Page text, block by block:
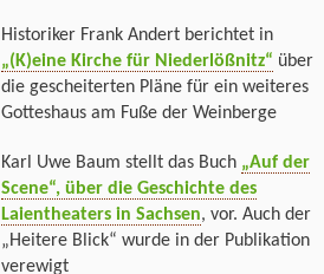
Historiker Frank Andert berichtet in
„(K)eine Kirche für Niederlößnitz“ über
die gescheiterten Pläne für ein weiteres
Gotteshaus am Fuße der Weinberge
Karl Uwe Baum stellt das Buch „Auf der
Scene“, über die Geschichte des
Laientheaters in Sachsen, vor. Auch der
„Heitere Blick“ wurde in der Publikation
verewigt